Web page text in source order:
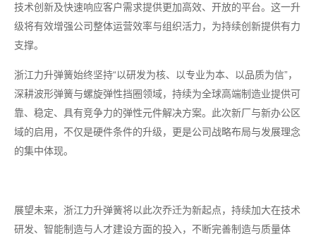
技术创新及快速响应客户需求提供更加高效、开放的平台。这一升
级将有效增强公司整体运营效率与组织活力，为持续创新提供有力
支撑。
浙江力升弹簧始终坚持“以研发为核、以专业为本、以品质为信”，
深耕波形弹簧与螺旋弹性挡圈领域，持续为全球高端制造业提供可
靠、稳定、具有竞争力的弹性元件解决方案。此次新厂与新办公区
域的启用，不仅是硬件条件的升级，更是公司战略布局与发展理念
的集中体现。
展望未来，浙江力升弹簧将以此次乔迁为新起点，持续加大在技术
研发、智能制造与人才建设方面的投入，不断完善制造与质量体